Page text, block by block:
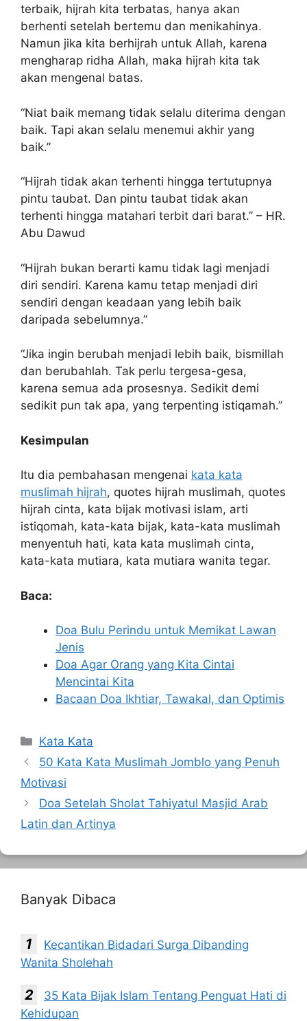
terbaik, hijrah kita terbatas, hanya akan
berhenti setelah bertemu dan menikahinya.
Namun jika kita berhijrah untuk Allah, karena
mengharap ridha Allah, maka hijrah kita tak
akan mengenal batas.
“Niat baik memang tidak selalu diterima dengan
baik. Tapi akan selalu menemui akhir yang
baik.”
“Hijrah tidak akan terhenti hingga tertutupnya
pintu taubat. Dan pintu taubat tidak akan
terhenti hingga matahari terbit dari barat.” – HR.
Abu Dawud
“Hijrah bukan berarti kamu tidak lagi menjadi
diri sendiri. Karena kamu tetap menjadi diri
sendiri dengan keadaan yang lebih baik
daripada sebelumnya.”
“Jika ingin berubah menjadi lebih baik, bismillah
dan berubahlah. Tak perlu tergesa-gesa,
karena semua ada prosesnya. Sedikit demi
sedikit pun tak apa, yang terpenting istiqamah.”
Kesimpulan
Itu dia pembahasan mengenai kata kata
muslimah hijrah, quotes hijrah muslimah, quotes
hijrah cinta, kata bijak motivasi islam, arti
istiqomah, kata-kata bijak, kata-kata muslimah
menyentuh hati, kata kata muslimah cinta,
kata-kata mutiara, kata mutiara wanita tegar.
Baca:
Doa Bulu Perindu untuk Memikat Lawan
Jenis
Doa Agar Orang yang Kita Cintai
Mencintai Kita
Bacaan Doa Ikhtiar, Tawakal, dan Optimis
Kategori
Kata Kata
50 Kata Kata Muslimah Jomblo yang Penuh
Motivasi
Doa Setelah Sholat Tahiyatul Masjid Arab
Latin dan Artinya
Banyak Dibaca
Kecantikan Bidadari Surga Dibanding
Wanita Sholehah
35 Kata Bijak Islam Tentang Penguat Hati di
Kehidupan